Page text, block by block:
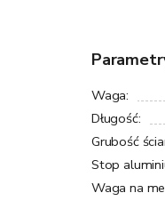
Waga:
Długość:
Grubość
Stop
Waga na